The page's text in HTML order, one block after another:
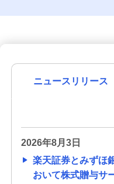
ニュースリリース
2026年8月3日
楽天証券とみずほ
おいて株式贈与サ